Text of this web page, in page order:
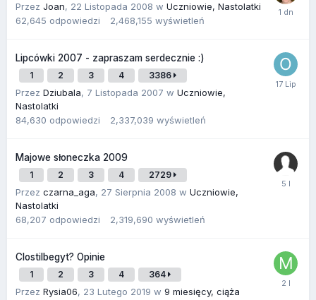
Przez Joan, 22 Listopada 2008 w Uczniowie, Nastolatki
62,645 odpowiedzi 2,468,155 wyświetleń
Lipcówki 2007 - zapraszam serdecznie :)
1 2 3 4 3386
Przez Dziubala, 7 Listopada 2007 w Uczniowie,
Nastolatki
84,630 odpowiedzi 2,337,039 wyświetleń
Majowe słoneczka 2009
1 2 3 4 2729
Przez czarna_aga, 27 Sierpnia 2008 w Uczniowie,
Nastolatki
68,207 odpowiedzi 2,319,690 wyświetleń
Clostilbegyt? Opinie
1 2 3 4 364
Przez Rysia06, 23 Lutego 2019 w 9 miesięcy, ciąża